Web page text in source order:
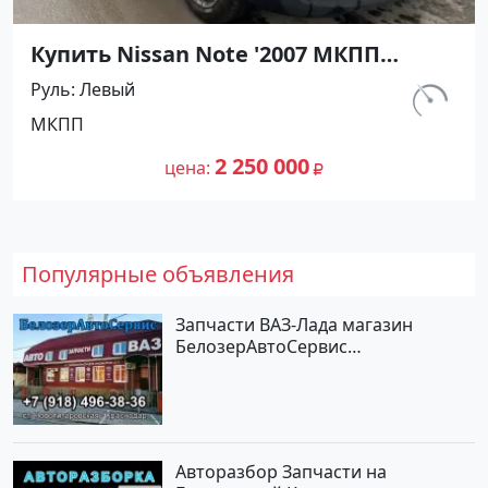
Купить Nissan Note '2007 МКПП
(1400/88 л.с.) Бензин инжектор
Рисовый цвет Синий Хетчбэк по
цене 2250000 рублей, объявление
№27444 на сайте Авторынок23
Руль Левый
МКПП
цена 2 250 000
Популярные объявления
Запчасти ВАЗ-Лада магазин
БелозерАвтоСервис
Авторазбор Запчасти на